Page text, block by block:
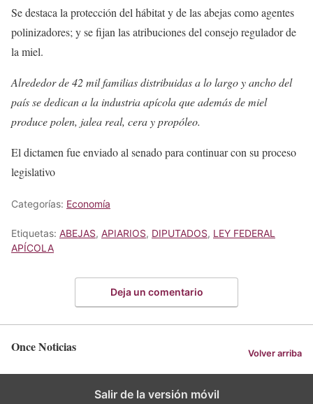
Se destaca la protección del hábitat y de las abejas como agentes
polinizadores; y se fijan las atribuciones del consejo regulador de
la miel.
Alrededor de 42 mil familias distribuidas a lo largo y ancho del
país se dedican a la industria apícola que además de miel
produce polen, jalea real, cera y propóleo.
El dictamen fue enviado al senado para continuar con su proceso
legislativo
Categorías: Economía
Etiquetas: ABEJAS, APIARIOS, DIPUTADOS, LEY FEDERAL
APÍCOLA
Deja un comentario
Once Noticias Volver arriba
Salir de la versión móvil